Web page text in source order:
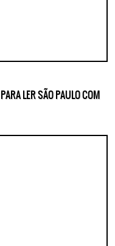
LER SÃO PAULO COM